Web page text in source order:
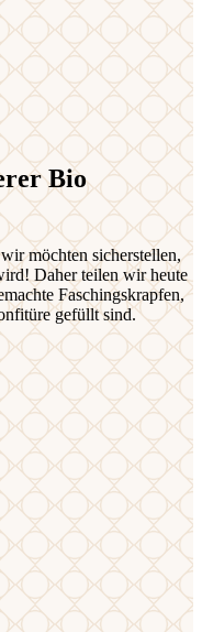
Bio
möchten sicherstellen,
Daher teilen wir heute
Faschingskrapfen,
gefüllt sind.